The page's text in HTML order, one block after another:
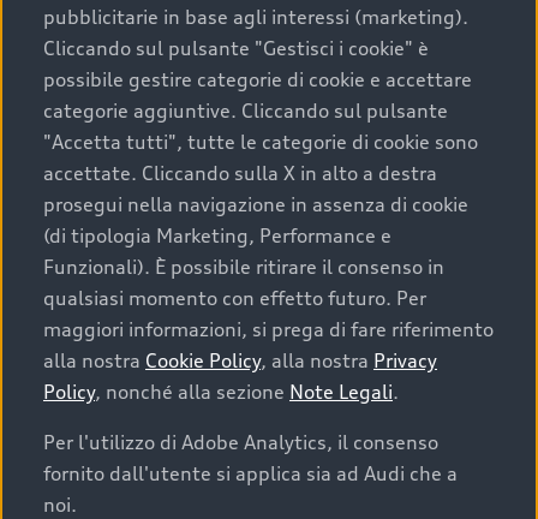
pubblicitarie in base agli interessi (marketing).
Cliccando sul pulsante "Gestisci i cookie" è
possibile gestire categorie di cookie e accettare
categorie aggiuntive. Cliccando sul pulsante
"Accetta tutti", tutte le categorie di cookie sono
accettate. Cliccando sulla X in alto a destra
prosegui nella navigazione in assenza di cookie
(di tipologia Marketing, Performance e
Funzionali). È possibile ritirare il consenso in
qualsiasi momento con effetto futuro. Per
maggiori informazioni, si prega di fare riferimento
alla nostra Cookie Policy, alla nostra Privacy
Policy, nonché alla sezione Note Legali.
Per l'utilizzo di Adobe Analytics, il consenso
fornito dall'utente si applica sia ad Audi che a
noi.
Finanziare la tua Audi
Il primo passo verso l’emozione di guidare un’Audi
è comprarne una. Grazie ad Audi Financial
Services possiamo fornirti un’ampia gamma di
opzioni di acquisto. Con Audi Value ti garantiamo